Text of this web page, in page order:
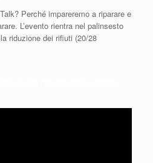
Perché impareremo a riparare e
L’evento rientra nel palinsesto
riduzione dei rifiuti (20/28